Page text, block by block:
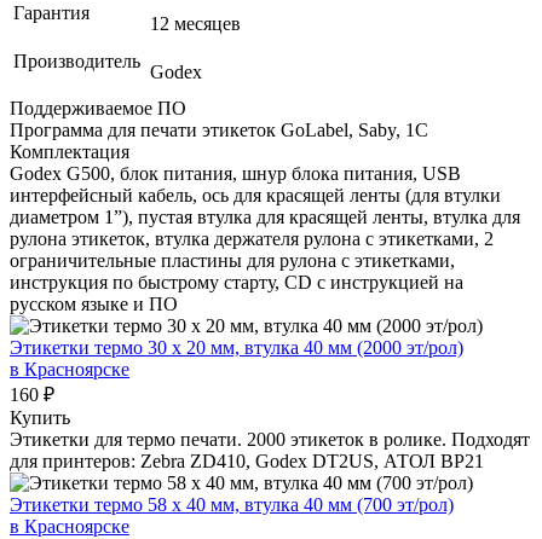
Гарантия
12 месяцев
Производитель
Godex
Поддерживаемое ПО
Программа для печати этикеток GoLabel, Saby, 1С
Комплектация
Godex G500, блок питания, шнур блока питания, USB
интерфейсный кабель, ось для красящей ленты (для втулки
диаметром 1”), пустая втулка для красящей ленты, втулка для
рулона этикеток, втулка держателя рулона с этикетками, 2
ограничительные пластины для рулона с этикетками,
инструкция по быстрому старту, CD с инструкцией на
русском языке и ПО
Этикетки термо 30 х 20 мм, втулка 40 мм (2000 эт/рол)
в Красноярске
160 ₽
Купить
Этикетки для термо печати. 2000 этикеток в ролике. Подходят
для принтеров: Zebra ZD410, Godex DT2US, АТОЛ BP21
Этикетки термо 58 х 40 мм, втулка 40 мм (700 эт/рол)
в Красноярске